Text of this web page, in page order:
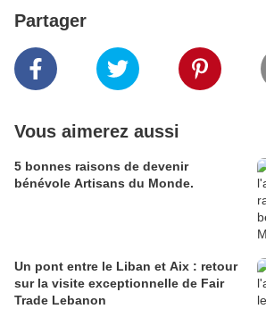
Partager
Vous aimerez aussi
5 bonnes raisons de devenir
bénévole Artisans du Monde.
Un pont entre le Liban et Aix : retour
sur la visite exceptionnelle de Fair
Trade Lebanon